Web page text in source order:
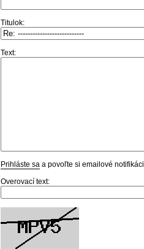
Titulok:
Text:
Prihláste sa a povoľte si emailové
Overovací text: